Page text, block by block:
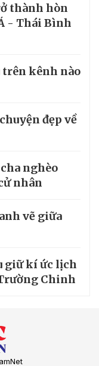
thành hòn
- Thái Bình
trên kênh nào
đẹp về
nghèo
nhân
vẽ giữa
giữ kí ức lịch
Chinh